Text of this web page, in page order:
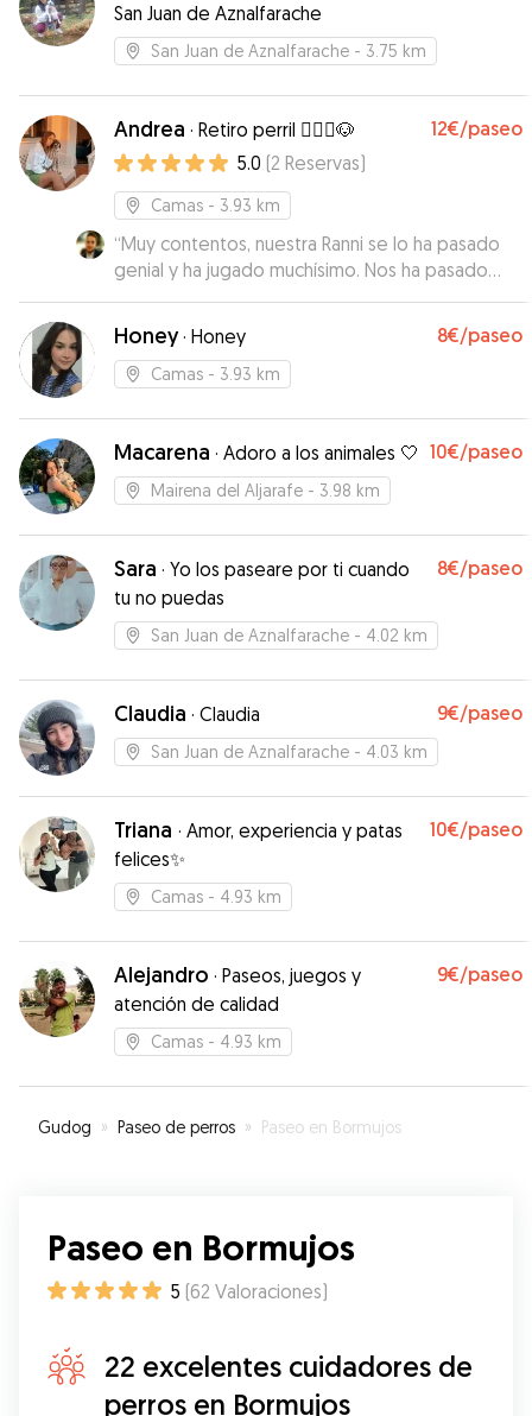
San Juan de Aznalfarache
San Juan de Aznalfarache - 3.75 km
Andrea · Retiro perril 🧘🏼‍♀️🐶 12€/paseo
5.0 (2 Reservas)
Camas - 3.93 km
“Muy contentos, nuestra Ranni se lo ha pasado
genial y ha jugado muchísimo. Nos ha pasado
fotos y videos de como jugaba. Además nos ha
mantenido informados en todo momento. Un
10/10, totalmente recomendable.
Honey· Honey 8€/paseo
Camas - 3.93 km
Macarena · Adoro a los animales 🤍 10€/paseo
Mairena del Aljarafe - 3.98 km
Sara · Yo los paseare por ti cuando
tu no puedas
8€/paseo
San Juan de Aznalfarache - 4.02 km
Claudia · Claudia 9€/paseo
San Juan de Aznalfarache - 4.03 km
Triana · Amor, experiencia y patas
felices✨
10€/paseo
Camas - 4.93 km
Alejandro · Paseos, juegos y
atención de calidad
9€/paseo
Camas - 4.93 km
Gudog » Paseo de perros » Paseo en Bormujos
Paseo en Bormujos
5 (62 Valoraciones)
22 excelentes cuidadores de
perros en Bormujos